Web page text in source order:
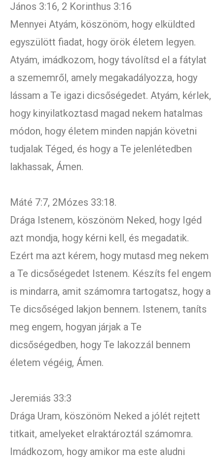
János 3:16, 2 Korinthus 3:16
Mennyei Atyám, köszönöm, hogy elküldted
egyszülött fiadat, hogy örök életem legyen.
Atyám, imádkozom, hogy távolítsd el a fátylat
a szememről, amely megakadályozza, hogy
lássam a Te igazi dicsőségedet. Atyám, kérlek,
hogy kinyilatkoztasd magad nekem hatalmas
módon, hogy életem minden napján követni
tudjalak Téged, és hogy a Te jelenlétedben
lakhassak, Ámen.
Máté 7:7, 2Mózes 33:18.
Drága Istenem, köszönöm Neked, hogy Igéd
azt mondja, hogy kérni kell, és megadatik.
Ezért ma azt kérem, hogy mutasd meg nekem
a Te dicsőségedet Istenem. Készíts fel engem
is mindarra, amit számomra tartogatsz, hogy a
Te dicsőséged lakjon bennem. Istenem, taníts
meg engem, hogyan járjak a Te
dicsőségedben, hogy Te lakozzál bennem
életem végéig, Ámen.
Jeremiás 33:3
Drága Uram, köszönöm Neked a jólét rejtett
titkait, amelyeket elraktároztál számomra.
Imádkozom, hogy amikor ma este aludni